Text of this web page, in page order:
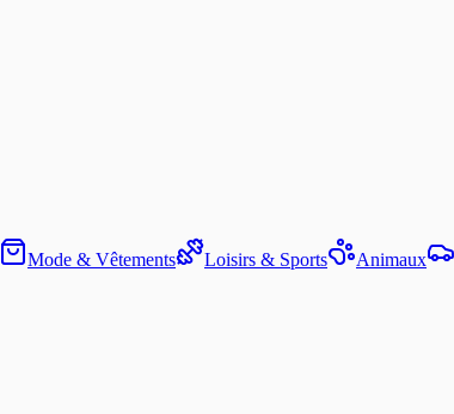
Mode & Vêtements Loisirs & Sports Animaux